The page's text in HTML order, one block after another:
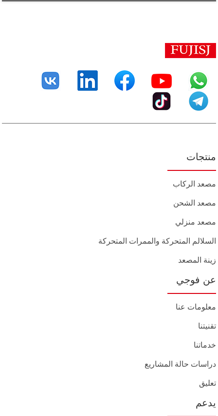
منتجات
مصعد الركاب
مصعد الشحن
مصعد منزلي
السلالم المتحركة والممرات المتحركة
زينة المصعد
عن فوجي
معلومات عنا
تقنيتنا
خدماتنا
دراسات حالة المشاريع
تعليق
يدعم